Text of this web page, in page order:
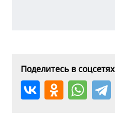
Поделитесь в соцсетях